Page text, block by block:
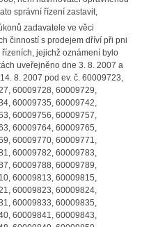
správní řízení zastavit,
zadavatele ve věci
činností s prodejem dříví při pni
jejichž oznámení bylo
uveřejněno dne 3. 8. 2007 a
8. 2007 pod ev. č. 60009723,
60009728, 60009729,
60009735, 60009742,
60009756, 60009757,
60009764, 60009765,
60009770, 60009771,
60009782, 60009783,
60009788, 60009789,
60009813, 60009815,
60009823, 60009824,
60009833, 60009835,
60009841, 60009843,